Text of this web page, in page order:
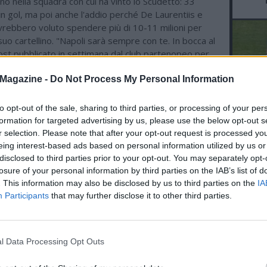
- Do Not Process My Personal Information
opt-out of the sale, sharing to third parties, or processing of your
for targeted advertising by us, please use the below opt-out
selection. Please note that after your opt-out request is processed
interest-based ads based on personal information utilized by us
to third parties prior to your opt-out. You may separately
of your personal information by third parties on the IAB’s list of
This information may also be disclosed by us to third parties on the
Participants that may further disclose it to other third parties.
Data Processing Opt Outs
gol, ma poi anche l'addio perché De Laurentiis e
voluto spendere più di 10-11 milioni per
cartellino. "Napoli sarà sempre con te. In bocca al
pubblicato in settimana dal club partenopeo per
con la Juventus: Spalletti sarebbe felice
IN EVIDENZA
07.08 10:54 - TUTTOSPORT - Napoli,
mercato in difesa: ecco le alte cifre
chieste dalla Juventus per Gatti
"Juventus, diversi club hanno chiesto
del